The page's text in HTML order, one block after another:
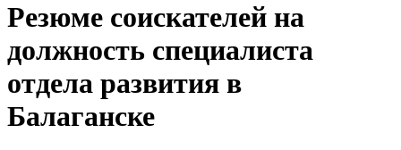
Резюме соискателей на
должность специалиста
отдела развития в
Балаганске